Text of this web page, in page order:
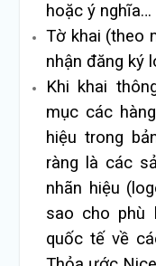
hoặc ý nghĩa…
Tờ khai (theo
nhận đăng ký
Khi khai
mục các
hiệu trong
ràng là các
nhãn hiệu
sao cho phù
quốc tế về